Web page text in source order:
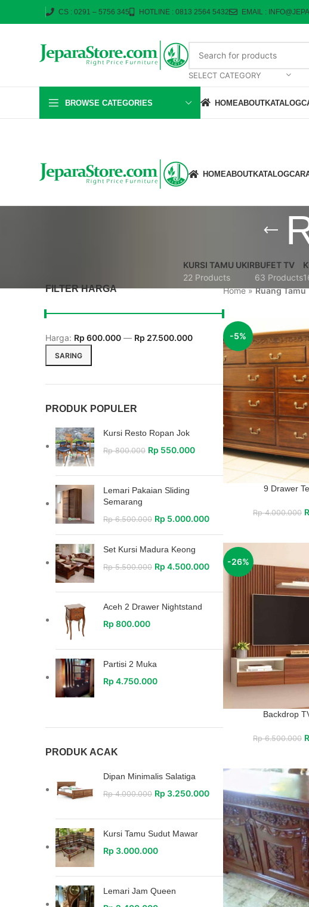
CS : 0291 – 5756 345 HOTLINE : 0813 2564 5432 EMAIL :
SELECT CATEGORY
BROWSE CATEGORIES HOMEABOUTKATALOG
HOMEABOUTKATALOG
KURSI TAMU UKIR
22 Products
BUFET TV
63 Products
FILTER HARGA
SARING
Harga: Rp 600.000 — Rp 27.500.000
PRODUK POPULER
Kursi Resto Ropan Jok
Rp800.000 Rp 550.000
Lemari Pakaian Sliding
Semarang
Rp6.500.000 Rp 5.000.000
Set Kursi Madura Keong
Rp5.500.000 Rp 4.500.000
Aceh 2 Drawer Nightstand
Rp 800.000
Partisi 2 Muka
Rp 4.750.000
PRODUK ACAK
Dipan Minimalis Salatiga
Rp4.000.000 Rp 3.250.000
Kursi Tamu Sudut Mawar
Rp 3.000.000
Lemari Jam Queen
Home»Ruang Tamu
-5%
9 Drawer
Rp4.000.000
-26%
Backdrop
Rp6.500.000